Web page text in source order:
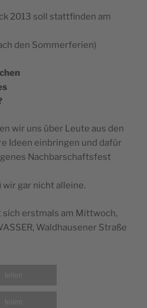
2013 soll stattfinden am
den Sommerferien)
wir uns über Leute aus den
Ideen einbringen und dafür
Nachbarschaftsfest
wir gar nicht alleine.
erstmals am Mittwoch,
Waldhausener Straße